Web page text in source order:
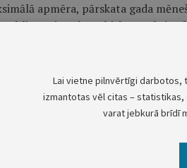
apmēra, pārskata gada
obligāto iemaksu objekta
gadījuma iestāšanās mēnesim
statuss."
Vmin x 12 : Dkp" ar formulu "Vd =
valstī noteiktā minimālā
Lai vietne pilnvērtīgi darbotos,
izmantotas vēl citas – statistikas,
varat jebkurā brīdī